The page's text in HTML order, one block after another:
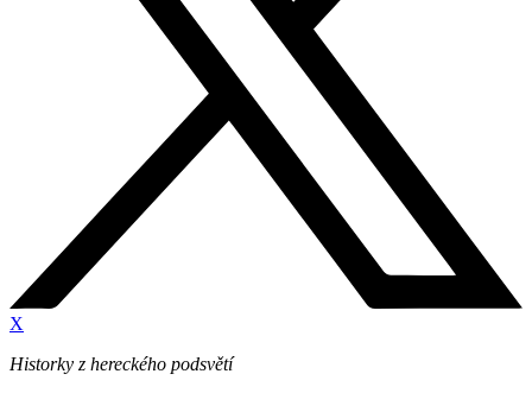
X
Historky z hereckého podsvětí